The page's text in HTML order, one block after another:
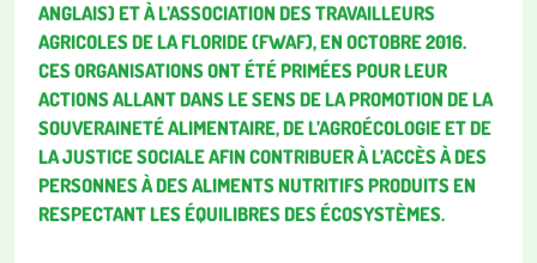
ANGLAIS) ET À L’ASSOCIATION DES TRAVAILLEURS
AGRICOLES DE LA FLORIDE (FWAF), EN OCTOBRE 2016.
CES ORGANISATIONS ONT ÉTÉ PRIMÉES POUR LEUR
ACTIONS ALLANT DANS LE SENS DE LA PROMOTION DE LA
SOUVERAINETÉ ALIMENTAIRE, DE L’AGROÉCOLOGIE ET DE
LA JUSTICE SOCIALE AFIN CONTRIBUER À L’ACCÈS À DES
PERSONNES À DES ALIMENTS NUTRITIFS PRODUITS EN
RESPECTANT LES ÉQUILIBRES DES ÉCOSYSTÈMES.